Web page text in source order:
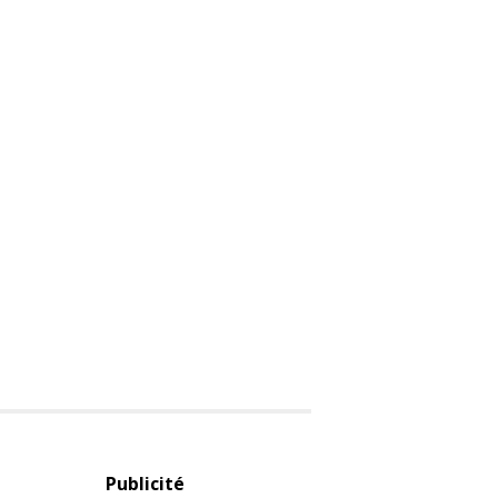
Publicité